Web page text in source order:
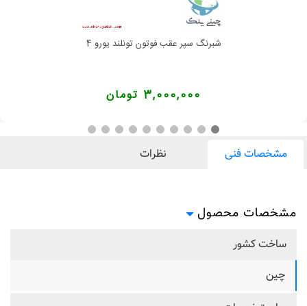
شبرنگ سپر عقب فوتون تونلند یورو 4
3,000,000 تومان
مشخصات فنی نظرات
مشخصات محصول
ساخت کشور
چین